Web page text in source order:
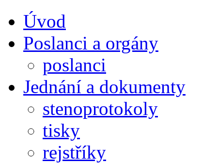
Úvod
Poslanci a orgány
poslanci
Jednání a dokumenty
stenoprotokoly
tisky
rejstříky